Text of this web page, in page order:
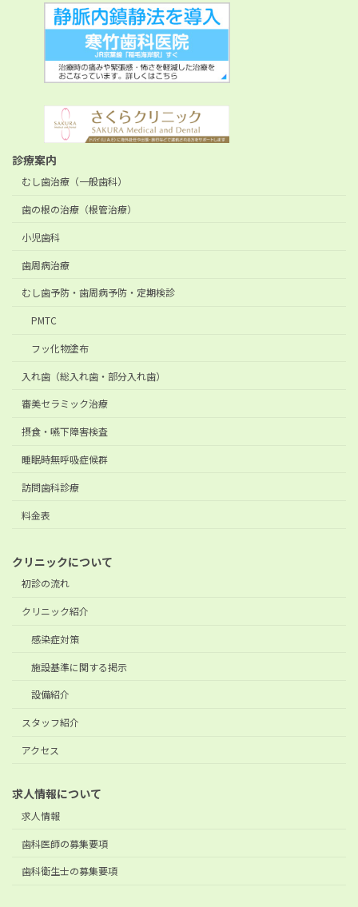
診療案内
むし歯治療（一般歯科）
歯の根の治療（根管治療）
小児歯科
歯周病治療
むし歯予防・歯周病予防・定期検診
PMTC
フッ化物塗布
入れ歯（総入れ歯・部分入れ歯）
審美セラミック治療
摂食・嚥下障害検査
睡眠時無呼吸症候群
訪問歯科診療
料金表
クリニックについて
初診の流れ
クリニック紹介
感染症対策
施設基準に関する掲示
設備紹介
スタッフ紹介
アクセス
求人情報について
求人情報
歯科医師の募集要項
歯科衛生士の募集要項